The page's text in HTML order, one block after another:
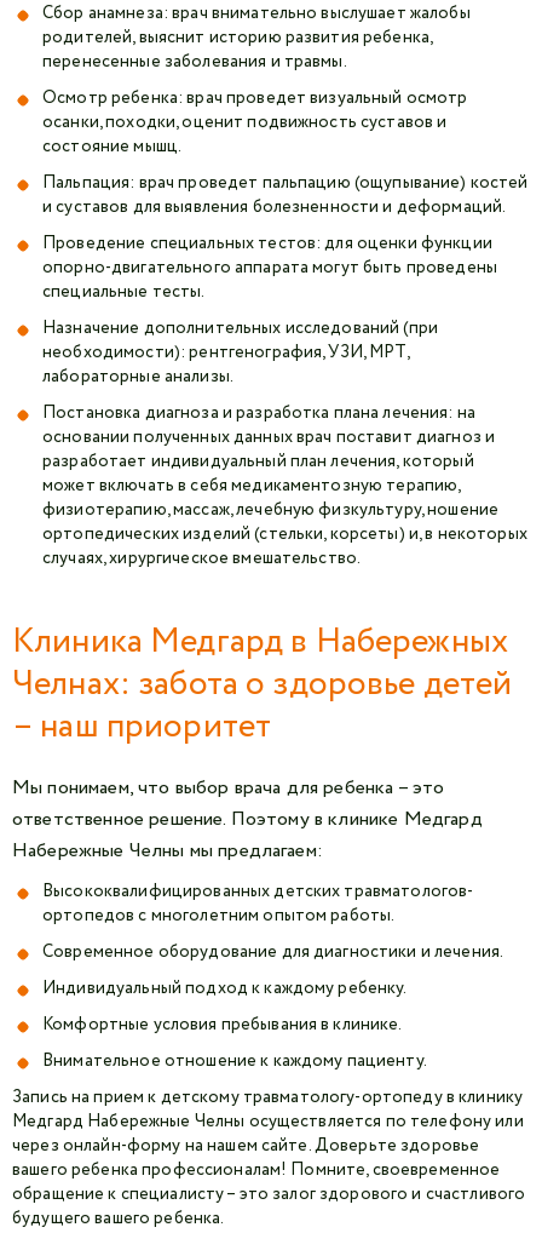
Сбор анамнеза: врач внимательно выслушает жалобы
родителей, выяснит историю развития ребенка,
перенесенные заболевания и травмы.
Осмотр ребенка: врач проведет визуальный осмотр
осанки, походки, оценит подвижность суставов и
состояние мышц.
Пальпация: врач проведет пальпацию (ощупывание) костей
и суставов для выявления болезненности и деформаций.
Проведение специальных тестов: для оценки функции
опорно-двигательного аппарата могут быть проведены
специальные тесты.
Назначение дополнительных исследований (при
необходимости): рентгенография, УЗИ, МРТ,
лабораторные анализы.
Постановка диагноза и разработка плана лечения: на
основании полученных данных врач поставит диагноз и
разработает индивидуальный план лечения, который
может включать в себя медикаментозную терапию,
физиотерапию, массаж, лечебную физкультуру, ношение
ортопедических изделий (стельки, корсеты) и, в некоторых
случаях, хирургическое вмешательство.
Клиника Медгард в Набережных
Челнах: забота о здоровье детей
– наш приоритет
Мы понимаем, что выбор врача для ребенка – это
ответственное решение. Поэтому в клинике Медгард
Набережные Челны мы предлагаем:
Высококвалифицированных детских травматологов-
ортопедов с многолетним опытом работы.
Современное оборудование для диагностики и лечения.
Индивидуальный подход к каждому ребенку.
Комфортные условия пребывания в клинике.
Внимательное отношение к каждому пациенту.
Запись на прием к детскому травматологу-ортопеду в клинику
Медгард Набережные Челны осуществляется по телефону или
через онлайн-форму на нашем сайте. Доверьте здоровье
вашего ребенка профессионалам! Помните, своевременное
обращение к специалисту – это залог здорового и счастливого
будущего вашего ребенка.